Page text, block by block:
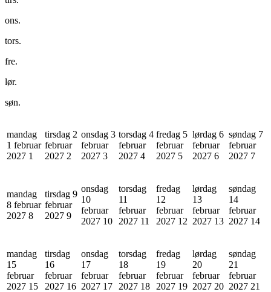
ons.
tors.
fre.
lør.
søn.
mandag
1 februar
2027 1
tirsdag 2
februar
2027 2
onsdag 3
februar
2027 3
torsdag 4
februar
2027 4
fredag 5
februar
2027 5
lørdag 6
februar
2027 6
søndag 7
februar
2027 7
mandag
8 februar
2027 8
tirsdag 9
februar
2027 9
onsdag
10
februar
2027 10
torsdag
11
februar
2027 11
fredag
12
februar
2027 12
lørdag
13
februar
2027 13
søndag
14
februar
2027 14
mandag
15
februar
2027 15
tirsdag
16
februar
2027 16
onsdag
17
februar
2027 17
torsdag
18
februar
2027 18
fredag
19
februar
2027 19
lørdag
20
februar
2027 20
søndag
21
februar
2027 21